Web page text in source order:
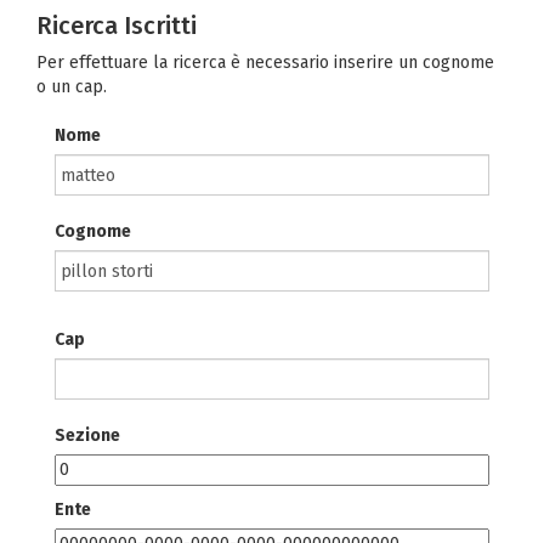
Ricerca Iscritti
Per effettuare la ricerca è necessario inserire un cognome
o un cap.
Nome
Cognome
Cap
Sezione
Ente